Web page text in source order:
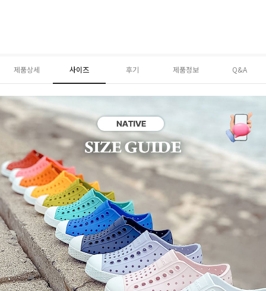
제품상세 사이즈 후기 제품정보 Q&A